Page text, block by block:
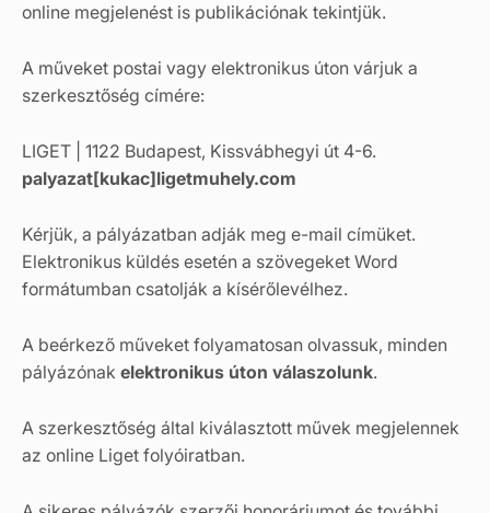
online megjelenést is publikációnak tekintjük.
A műveket postai vagy elektronikus úton várjuk a
szerkesztőség címére:
LIGET | 1122 Budapest, Kissvábhegyi út 4-6.
palyazat[kukac]ligetmuhely.com
Kérjük, a pályázatban adják meg e-mail címüket.
Elektronikus küldés esetén a szövegeket Word
formátumban csatolják a kísérőlevélhez.
A beérkező műveket folyamatosan olvassuk, minden
pályázónak elektronikus úton válaszolunk.
A szerkesztőség által kiválasztott művek megjelennek
az online Liget folyóiratban.